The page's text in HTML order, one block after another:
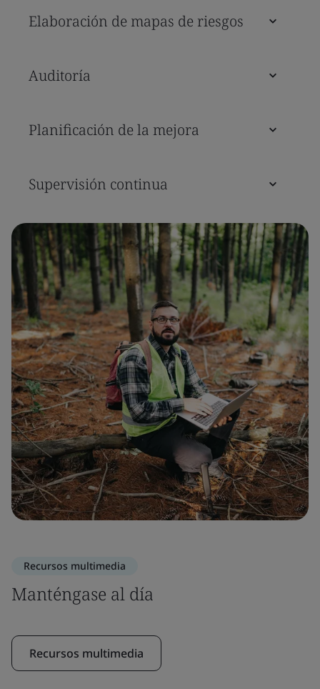
Elaboración de mapas de riesgos
Auditoría
Planificación de la mejora
Supervisión continua
Recursos multimedia
Manténgase al día
Recursos multimedia